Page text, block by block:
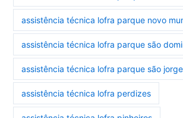
assistência técnica lofra parque novo
assistência técnica lofra parque são
assistência técnica lofra parque são jorge
assistência técnica lofra perdizes